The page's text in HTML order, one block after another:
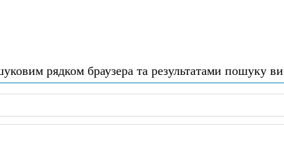
рядком браузера та результатами пошуку